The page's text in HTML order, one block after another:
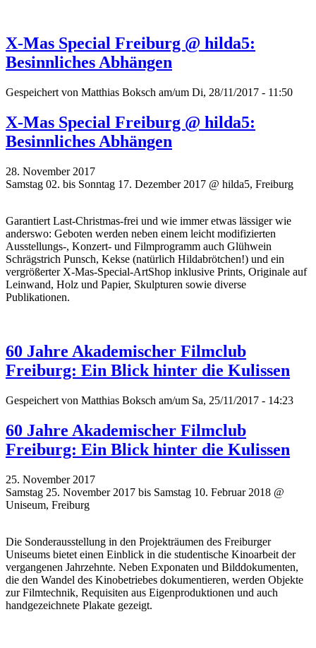
X-Mas Special Freiburg @ hilda5:
Besinnliches Abhängen
Gespeichert von Matthias Boksch am/um Di, 28/11/2017 - 11:50
X-Mas Special Freiburg @ hilda5:
Besinnliches Abhängen
28. November 2017
Samstag 02. bis Sonntag 17. Dezember 2017 @ hilda5, Freiburg
Garantiert Last-Christmas-frei und wie immer etwas lässiger wie
anderswo: Geboten werden neben einem leicht modifizierten
Ausstellungs-, Konzert- und Filmprogramm auch Glühwein
Schrägstrich Punsch, Kekse (natürlich Hildabrötchen!) und ein
vergrößerter X-Mas-Special-ArtShop inklusive Prints, Originale auf
Leinwand, Holz und Papier, Skulpturen sowie diverse
Publikationen.
60 Jahre Akademischer Filmclub
Freiburg: Ein Blick hinter die Kulissen
Gespeichert von Matthias Boksch am/um Sa, 25/11/2017 - 14:23
60 Jahre Akademischer Filmclub
Freiburg: Ein Blick hinter die Kulissen
25. November 2017
Samstag 25. November 2017 bis Samstag 10. Februar 2018 @
Uniseum, Freiburg
Die Sonderausstellung in den Projekträumen des Freiburger
Uniseums bietet einen Einblick in die studentische Kinoarbeit der
vergangenen Jahrzehnte. Neben Exponaten und Bilddokumenten,
die den Wandel des Kinobetriebes dokumentieren, werden Objekte
zur Filmtechnik, Requisiten aus Eigenproduktionen und auch
handgezeichnete Plakate gezeigt.